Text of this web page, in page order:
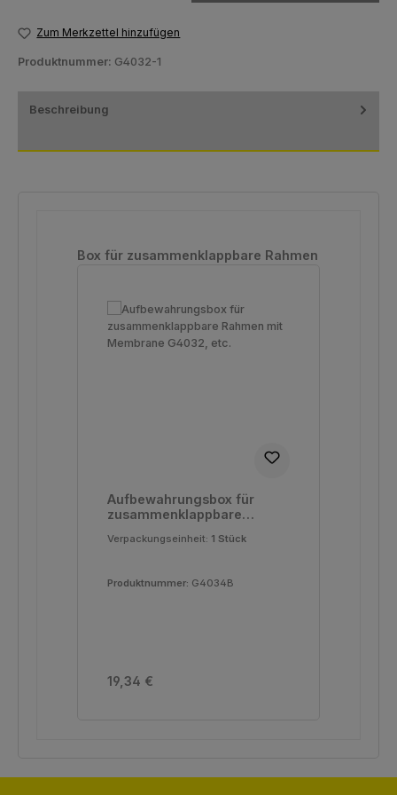
Zum Merkzettel hinzufügen
Produktnummer: G4032-1
Beschreibung
Produktgalerie überspringen
Box für zusammenklappbare Rahmen
Aufbewahrungsbox für
zusammenklappbare
G4032, etc.
Verpackungseinheit: 1 Stück
Produktnummer: G4034B
Regulärer Preis:
19,34 €